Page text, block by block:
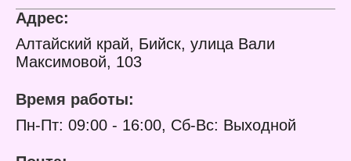
Материал рукояти:
нержавеющая сталь
Адрес:
Алтайский край, Бийск, улица Вали
Максимовой, 103
Время работы:
Пн-Пт: 09:00 - 16:00, Сб-Вс: Выходной